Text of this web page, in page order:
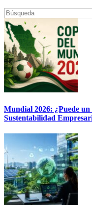
Mundial 2026: ¿Puede
Sustentabilidad